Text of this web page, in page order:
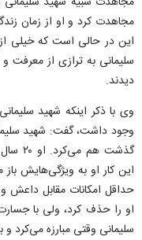
مجاهدت کرد و او از زمان
این در حالی است که خیلی
سلیمانی به ترازی از معرفت
دیدند.
وی با ذکر اینکه شهید
وجود داشت، گفت: شهید
این کار او به ویژگی‌هایش
حداقل امکانات مقابل داعش و
او را حذف کرد، ولی با
سلیمانی وقتی مبارزه می‌کرد